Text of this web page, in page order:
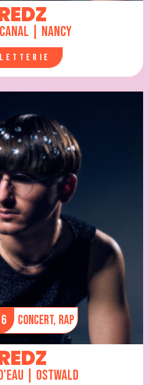
| Nancy
Concert, Rap
| Ostwald